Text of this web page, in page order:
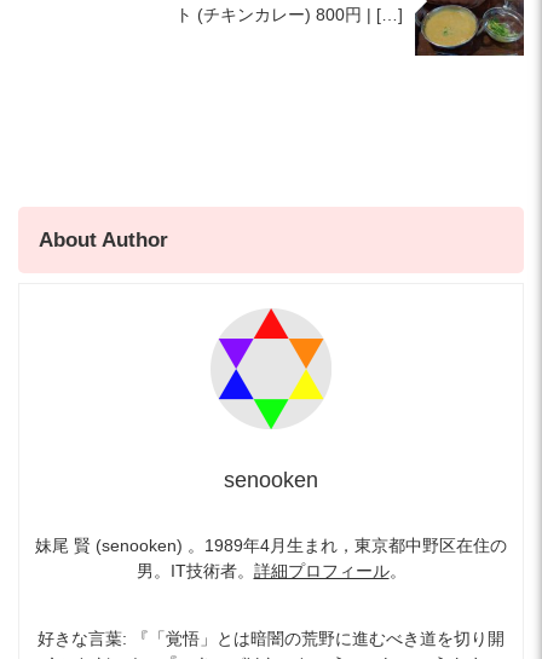
ト (チキンカレー) 800円 | […]
About Author
senooken
妹尾 賢 (senooken) 。1989年4月生まれ，東京都中野区在住の
男。IT技術者。 詳細プロフィール。
好きな言葉: 『「覚悟」とは暗闇の荒野に進むべき道を切り開